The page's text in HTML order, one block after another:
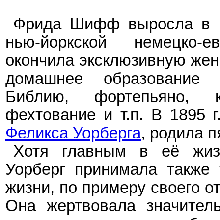
Фрида Шифф выросла в
нью-йоркской
окончила эксклюзивную
домашнее образование
Библию, фортепьяно,
фехтование и т.п. В 1895
Феликса Уорберга, родила
Хотя главным в её
Уорберг принимала
жизни, по примеру своего
Она жертвовала